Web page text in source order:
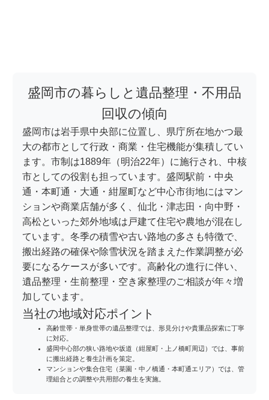
盛岡市の暮らしと遺品整理・不用品
回収の傾向
盛岡市は岩手県中央部に位置し、県庁所在地かつ最
大の都市として行政・商業・住宅機能が集積してい
ます。市制は1889年（明治22年）に施行され、中核
市としての役割も担っています。盛岡駅前・中央
通・本町通・大通・紺屋町など中心市街地にはマン
ションや商業店舗が多く、仙北・津志田・向中野・
高松といった郊外地域は戸建て住宅や農地が混在し
ています。冬季の積雪や古い路地の多さも特徴で、
搬出経路の確保や除雪状況を踏まえた作業調整が必
要になるケースが多いです。高齢化の進行に伴い、
遺品整理・生前整理・空き家整理のご相談が年々増
加しています。
当社の地域対応ポイント
高齢世帯・単身世帯の遺品整理では、形見分けや貴重品探索に丁寧
に対応。
盛岡中心部の狭い路地や坂道（紺屋町・上ノ橋町周辺）では、事前
に搬出経路と養生計画を策定。
マンションや集合住宅（菜園・中ノ橋通・本町通エリア）では、管
理組合との調整や共用部の養生を実施。